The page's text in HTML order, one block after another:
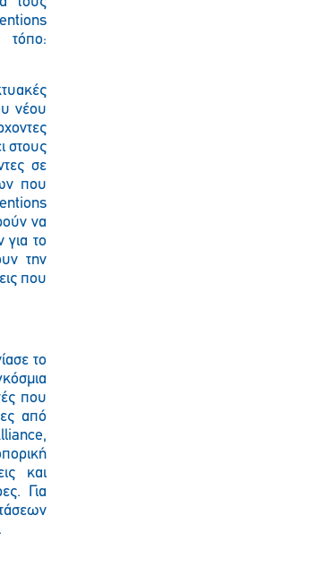
νέου
στους
σε
που
να
για το
την
που
το
που
από
και
Για